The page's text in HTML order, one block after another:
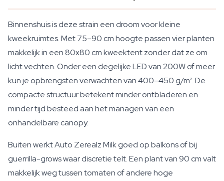
Binnenshuis is deze strain een droom voor kleine
kweekruimtes. Met 75–90 cm hoogte passen vier planten
makkelijk in een 80x80 cm kweektent zonder dat ze om
licht vechten. Onder een degelijke LED van 200W of meer
kun je opbrengsten verwachten van 400–450 g/m². De
compacte structuur betekent minder ontbladeren en
minder tijd besteed aan het managen van een
onhandelbare canopy.
Buiten werkt Auto Zerealz Milk goed op balkons of bij
guerrilla-grows waar discretie telt. Een plant van 90 cm valt
makkelijk weg tussen tomaten of andere hoge